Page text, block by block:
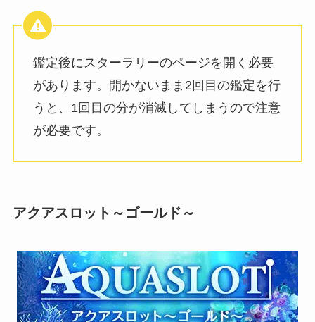
鑑定後にスターラリーのページを開く必要
があります。開かないまま2回目の鑑定を行
うと、1回目の分が消滅してしまうので注意
が必要です。
アクアスロット～ゴールド～